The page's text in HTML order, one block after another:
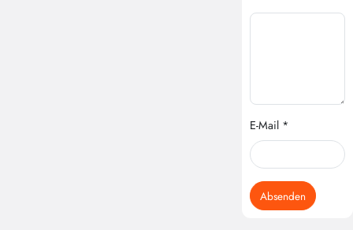
E-Mail *
Absenden